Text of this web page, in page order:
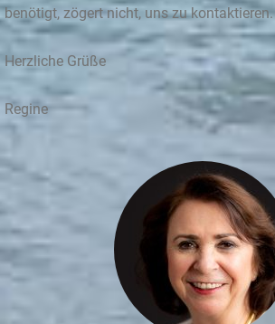
benötigt, zögert nicht, uns zu kontaktieren.
Herzliche Grüße
Regine